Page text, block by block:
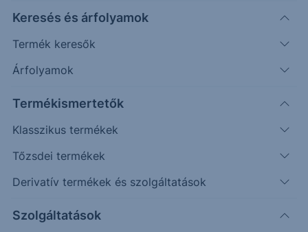
Keresés és árfolyamok
Termék keresők
Árfolyamok
Termékismertetők
Klasszikus termékek
Tőzsdei termékek
Derivatív termékek és szolgáltatások
Szolgáltatások
Certifikát kereső
Árfolyamértesítő rögzítése
További információk kérése
Erste Market Pro belépés